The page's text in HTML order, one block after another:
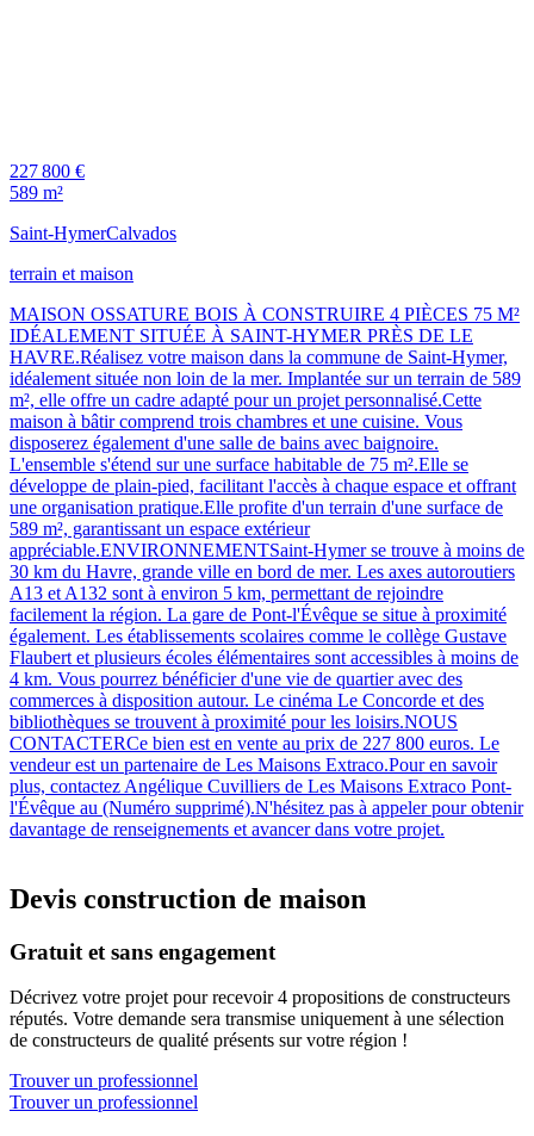
227 800 €
589 m²
Saint-HymerCalvados
terrain et maison
MAISON OSSATURE BOIS À CONSTRUIRE 4 PIÈCES 75 M²
IDÉALEMENT SITUÉE À SAINT-HYMER PRÈS DE LE
HAVRE.Réalisez votre maison dans la commune de Saint-Hymer,
idéalement située non loin de la mer. Implantée sur un terrain de 589
m², elle offre un cadre adapté pour un projet personnalisé.Cette
maison à bâtir comprend trois chambres et une cuisine. Vous
disposerez également d'une salle de bains avec baignoire.
L'ensemble s'étend sur une surface habitable de 75 m².Elle se
développe de plain-pied, facilitant l'accès à chaque espace et offrant
une organisation pratique.Elle profite d'un terrain d'une surface de
589 m², garantissant un espace extérieur
appréciable.ENVIRONNEMENTSaint-Hymer se trouve à moins de
30 km du Havre, grande ville en bord de mer. Les axes autoroutiers
A13 et A132 sont à environ 5 km, permettant de rejoindre
facilement la région. La gare de Pont-l'Évêque se situe à proximité
également. Les établissements scolaires comme le collège Gustave
Flaubert et plusieurs écoles élémentaires sont accessibles à moins de
4 km. Vous pourrez bénéficier d'une vie de quartier avec des
commerces à disposition autour. Le cinéma Le Concorde et des
bibliothèques se trouvent à proximité pour les loisirs.NOUS
CONTACTERCe bien est en vente au prix de 227 800 euros. Le
vendeur est un partenaire de Les Maisons Extraco.Pour en savoir
plus, contactez Angélique Cuvilliers de Les Maisons Extraco Pont-
l'Évêque au (Numéro supprimé).N'hésitez pas à appeler pour obtenir
davantage de renseignements et avancer dans votre projet.
Devis construction de maison
Gratuit et sans engagement
Décrivez votre projet pour recevoir 4 propositions de constructeurs
réputés. Votre demande sera transmise uniquement à une sélection
de constructeurs de qualité présents sur votre région !
Trouver un professionnel
Trouver un professionnel